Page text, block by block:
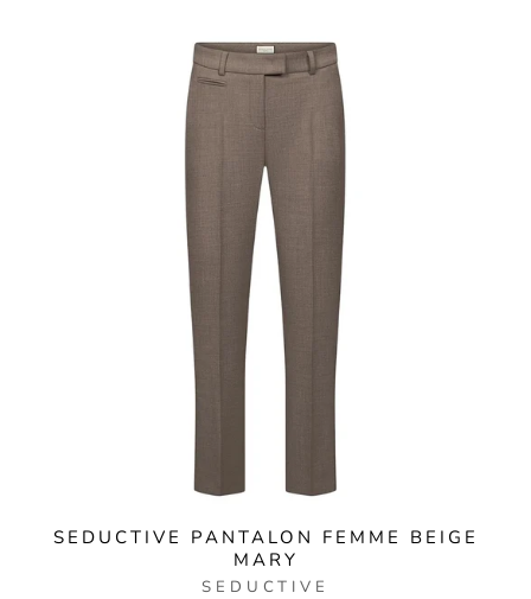
SEDUCTIVE PANTALON FEMME BEIGE
MARY
SEDUCTIVE